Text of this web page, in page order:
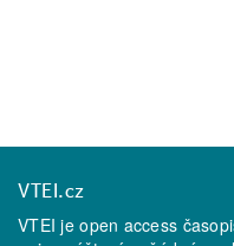
VTEI.cz
VTEI je open access